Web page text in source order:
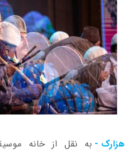
هزارک - به نقل از خانه